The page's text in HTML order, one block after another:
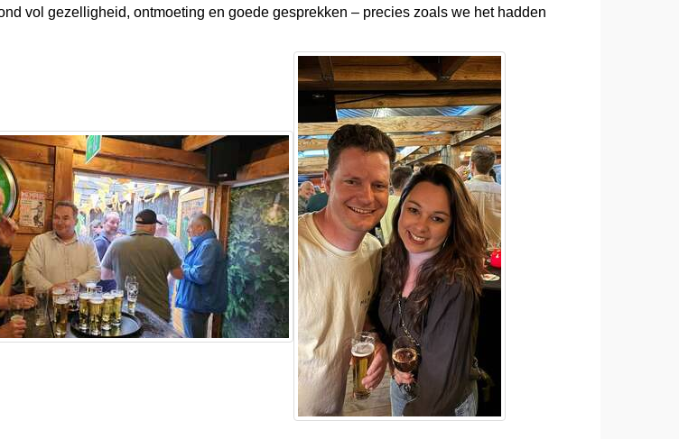
vol gezelligheid, ontmoeting en goede gesprekken – precies zoals we het hadden